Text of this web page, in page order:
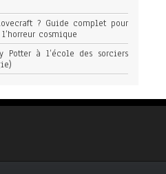
? Guide complet pour
cosmique
Potter à l’école des sorciers